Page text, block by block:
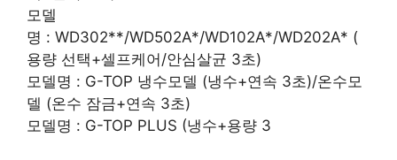
모델
명 : WD302**/WD502A*/WD102A*/WD202A* (
용량 선택+셀프케어/안심살균 3초)
모델명 : G-TOP 냉수모델 (냉수+연속 3초)/온수모
델 (온수 잠금+연속 3초)
모델명 : G-TOP PLUS (냉수+용량 3